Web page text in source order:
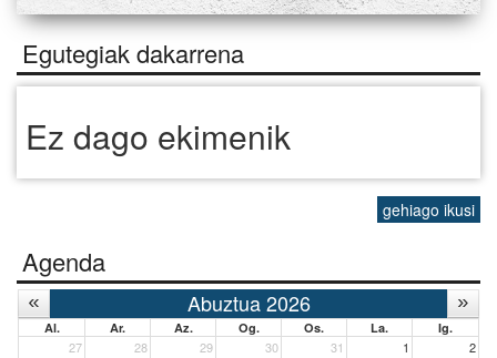
Egutegiak dakarrena
Ez dago ekimenik
gehiago ikusi
Agenda
Abuztua 2026
Al. Ar. Az. Og. Os. La. Ig.
27 28 29 30 31 1 2